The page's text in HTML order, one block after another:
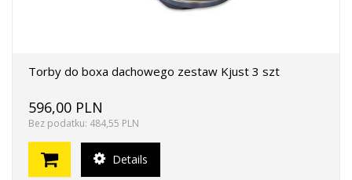
Torby do boxa dachowego zestaw Kjust 3 szt
596,00 PLN
Bez podatku: 484,55 PLN
Details